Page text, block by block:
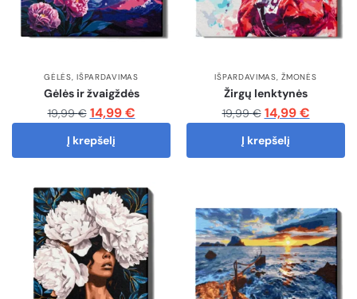
GĖLĖS,IŠPARDAVIMAS
Gėlės ir žvaigždės
19,99€ 14,99€
Į krepšelį
IŠPARDAVIMAS,ŽMONĖS
Žirgų lenktynės
19,99€ 14,99€
Į krepšelį